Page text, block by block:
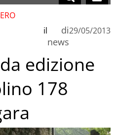
di
news
il 29/05/2013
edizione
178